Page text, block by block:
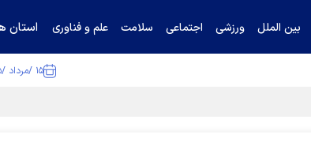
بین الملل ورزشی اجتماعی سلامت علم و فناوری استان
۱۵ /مرداد /۱۴۰۵